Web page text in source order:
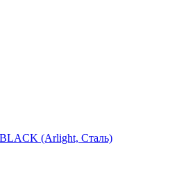
(Arlight, Сталь)